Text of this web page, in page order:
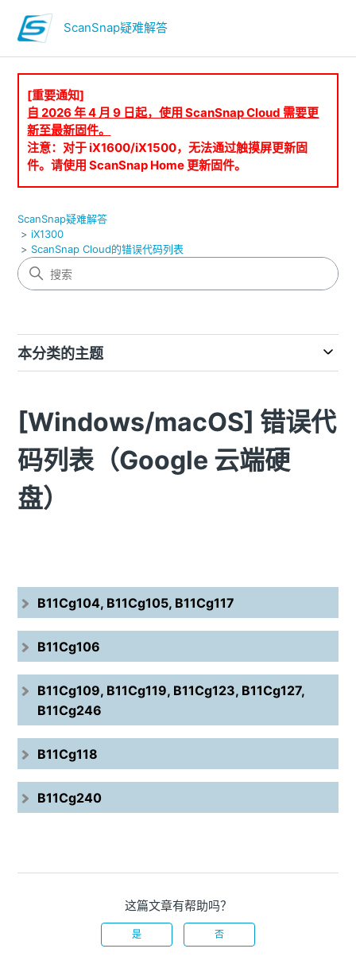
ScanSnap疑难解答
[重要通知]
自 2026 年 4 月 9 日起，使用 ScanSnap Cloud 需要更
新至最新固件。
注意：对于 iX1600/iX1500，无法通过触摸屏更新固
件。请使用 ScanSnap Home 更新固件。
ScanSnap疑难解答
iX1300
ScanSnap Cloud的错误代码列表
本分类的主题
[Windows/macOS] 错误代
码列表（Google 云端硬
盘）
B11Cg104, B11Cg105, B11Cg117
B11Cg106
B11Cg109, B11Cg119, B11Cg123, B11Cg127,
B11Cg246
B11Cg118
B11Cg240
这篇文章有帮助吗？
是 否